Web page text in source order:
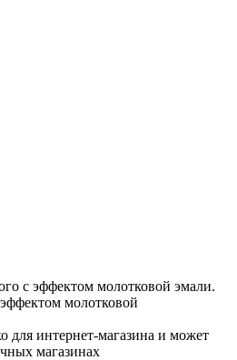
с эффектом молотковой эмали.
молотковой
для интернет-магазина и может
магазинах